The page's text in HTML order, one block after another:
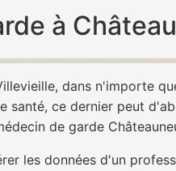
à
dans n'importe
santé, ce dernier peut
de garde
les données d'un